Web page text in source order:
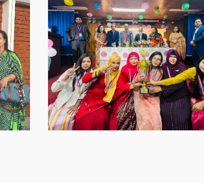
গৌরবের মুহূর্ত
গৌরবের মুহূর্ত